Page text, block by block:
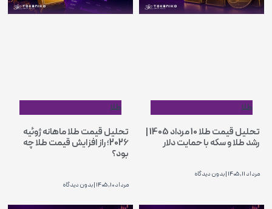
طلا
تحلیل قیمت طلا 10 مرداد 1405 |
رشد طلا و سکه با حمایت دلار
مرداد 11, 1405 بدون دیدگاه
طلا
تحلیل قیمت طلا ماهانه ژوئیه
2026؛ راز افزایش قیمت طلا چه
بود؟
مرداد 10, 1405 بدون دیدگاه